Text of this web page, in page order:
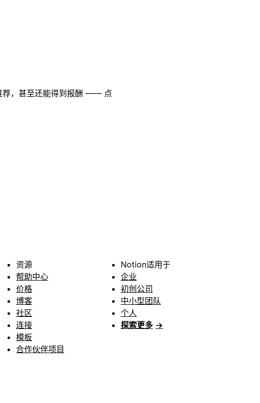
荐，甚至还能得到报酬 —— 点
资源
帮助中心
价格
博客
社区
连接
模板
合作伙伴项目
Notion适用于
企业
初创公司
中小型团队
个人
探索更多 →